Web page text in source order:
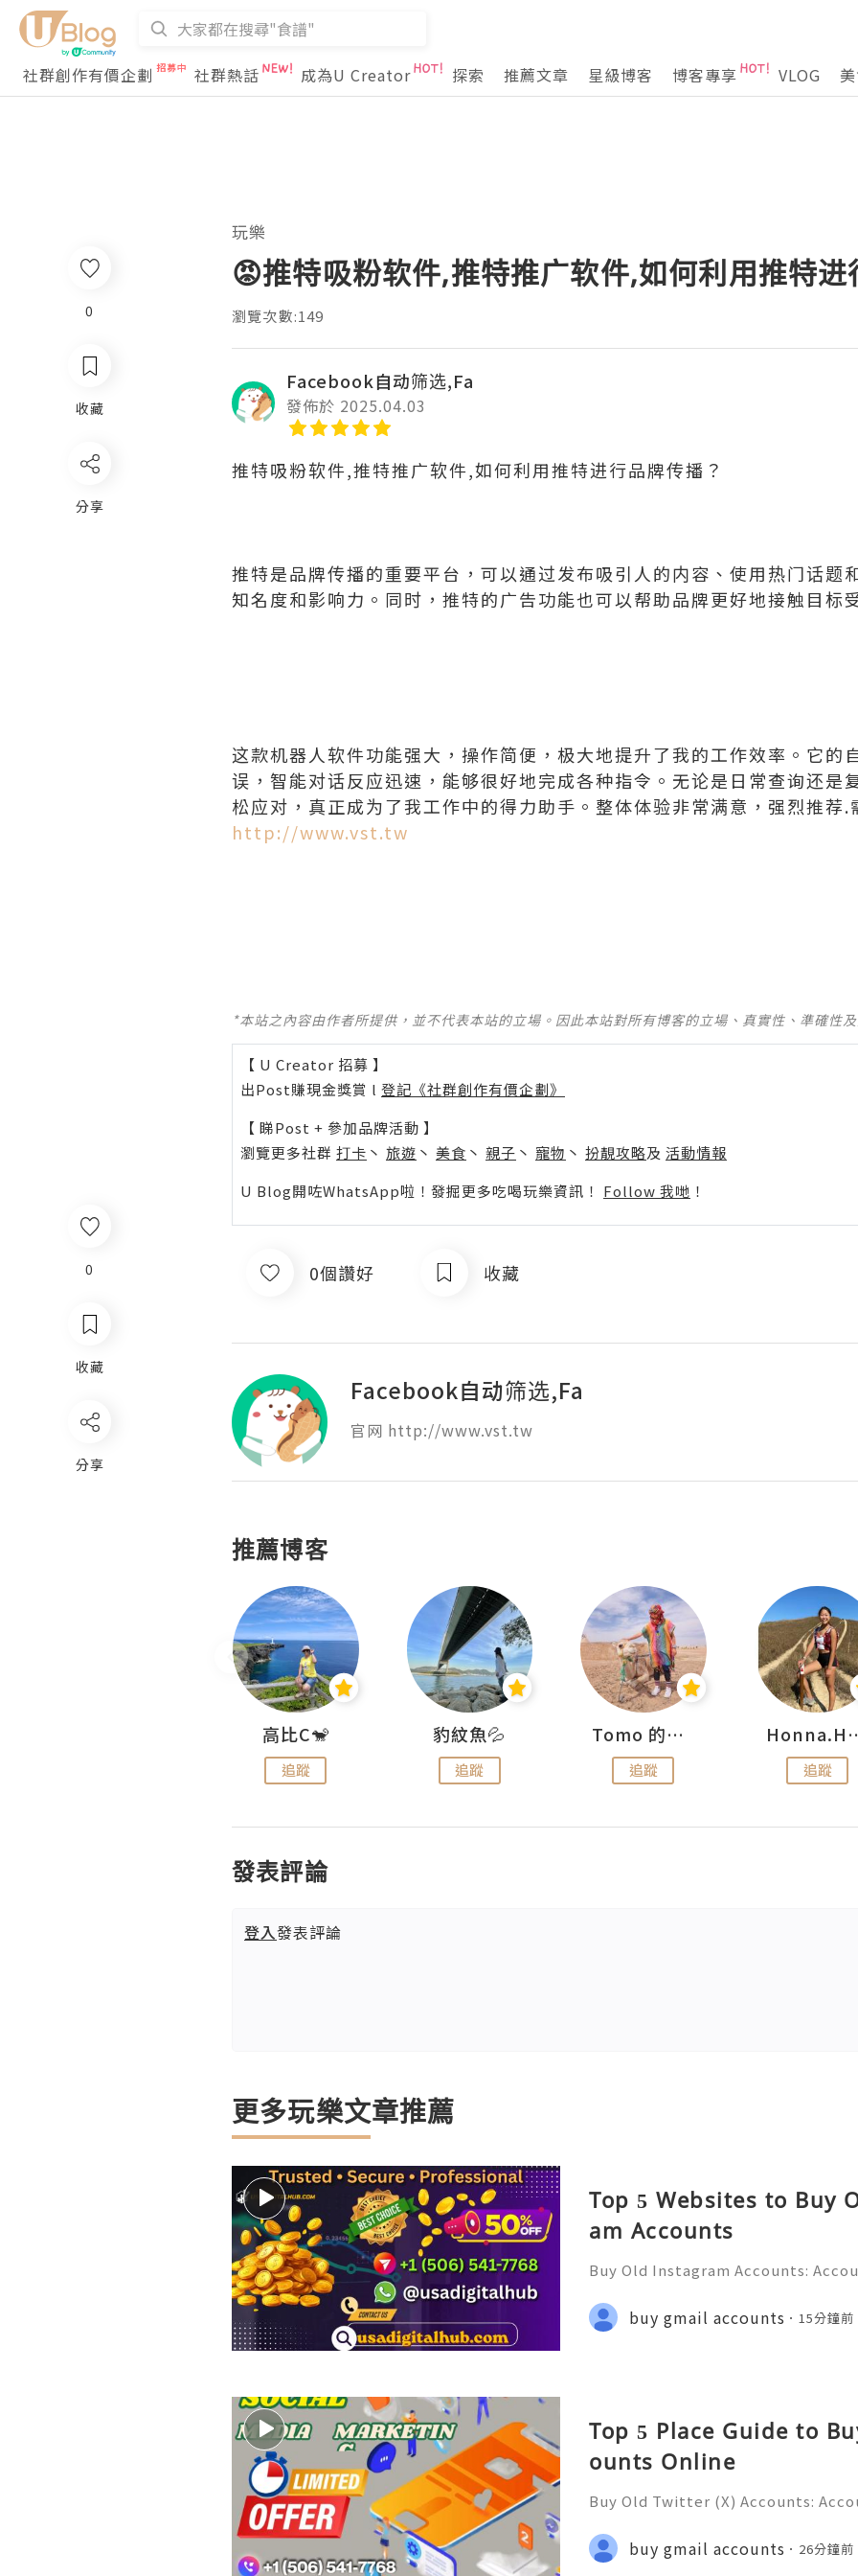
社群創作有價企劃 社群熱話 成為U Creator 探索 推薦文章 星級博客 博客專享 VLOG
0
收藏
分享
玩樂
😡推特吸粉软件,推特推广软件,如何利用推特
瀏覽次數:149
Facebook自动筛选,Fa
發佈於 2025.04.03
推特吸粉软件,推特推广软件,如何利用推特进行品牌传播？
推特是品牌传播的重要平台，可以通过发布吸引人的内容、使用热门话题
知名度和影响力。同时，推特的广告功能也可以帮助品牌更好地接触目标
这款机器人软件功能强大，操作简便，极大地提升了我的工作效率。它的
误，智能对话反应迅速，能够很好地完成各种指令。无论是日常查询还是
松应对，真正成为了我工作中的得力助手。整体体验非常满意，强烈推荐
http://www.vst.tw
*本站之內容由作者所提供，並不代表本站的立場。因此本站對所有博客的立場、真實性、準確性
【 U Creator 招募 】
出Post賺現金獎賞 l 登記《社群創作有價企劃》
【 睇Post + 參加品牌活動 】
瀏覽更多社群 打卡 丶 旅遊 丶 美食 丶 親子 丶 寵物 丶 扮靚攻略及 活動情報
U Blog開咗WhatsApp啦！發掘更多吃喝玩樂資訊！ Follow 我哋 ！
0個讚好 收藏
Facebook自动筛选,Fa
官网 http://www.vst.tw
推薦博客
高比C🐒
追蹤
豹紋魚💦
追蹤
Tomo 的快樂宇宙
追蹤 追蹤
發表評論
登入發表評論
更多玩樂文章推薦
Top 5 Websites to Buy
am Accounts
Buy Old Instagram Accounts:
e 2026) 💫💎💲💫🌐✨💎Fast &
💫💎💲💫🌐✨💎WhatsApp :+1 (506)
buy gmail accounts 15分鐘前
Top 5 Place Guide to
ounts Online
Buy Old Twitter (X) Accounts:
💫💎💲💫🌐✨💎Fast & Reliable 24/
💫🌐✨💎WhatsApp :+1 (506) 541-
buy gmail accounts 26分鐘前
0
收藏
分享